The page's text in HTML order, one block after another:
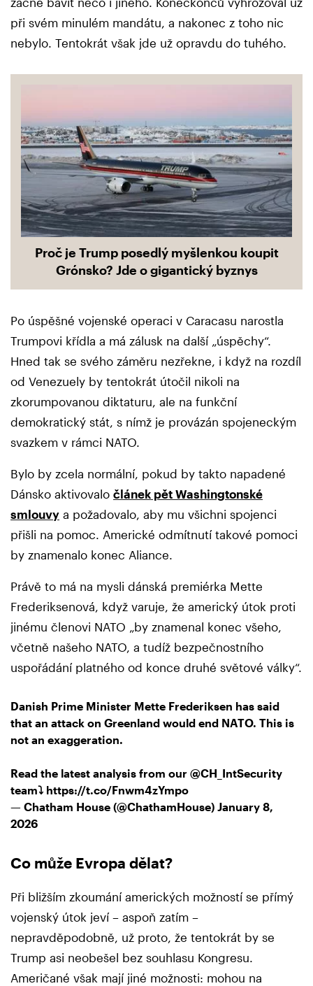
při svém minulém mandátu, a nakonec z toho nic
nebylo. Tentokrát však jde už opravdu do tuhého.
Proč je Trump posedlý myšlenkou koupit
Grónsko? Jde o gigantický byznys
Po úspěšné vojenské operaci v Caracasu narostla
Trumpovi křídla a má zálusk na další „úspěchy“.
Hned tak se svého záměru nezřekne, i když na rozdíl
od Venezuely by tentokrát útočil nikoli na
zkorumpovanou diktaturu, ale na funkční
demokratický stát, s nímž je provázán spojeneckým
svazkem v rámci NATO.
Bylo by zcela normální, pokud by takto napadené
Dánsko aktivovalo článek pět Washingtonské
smlouvy a požadovalo, aby mu všichni spojenci
přišli na pomoc. Americké odmítnutí takové pomoci
by znamenalo konec Aliance.
Právě to má na mysli dánská premiérka Mette
Frederiksenová, když varuje, že americký útok proti
jinému členovi NATO „by znamenal konec všeho,
včetně našeho NATO, a tudíž bezpečnostního
uspořádání platného od konce druhé světové války“.
Danish Prime Minister Mette Frederiksen has said
that an attack on Greenland would end NATO. This is
not an exaggeration.
Read the latest analysis from our @CH_IntSecurity
team⤵️ https://t.co/Fnwm4zYmpo
— Chatham House (@ChathamHouse) January 8,
2026
Co může Evropa dělat?
Při bližším zkoumání amerických možností se přímý
vojenský útok jeví – aspoň zatím –
nepravděpodobně, už proto, že tentokrát by se
Trump asi neobešel bez souhlasu Kongresu.
Američané však mají jiné možnosti: mohou na